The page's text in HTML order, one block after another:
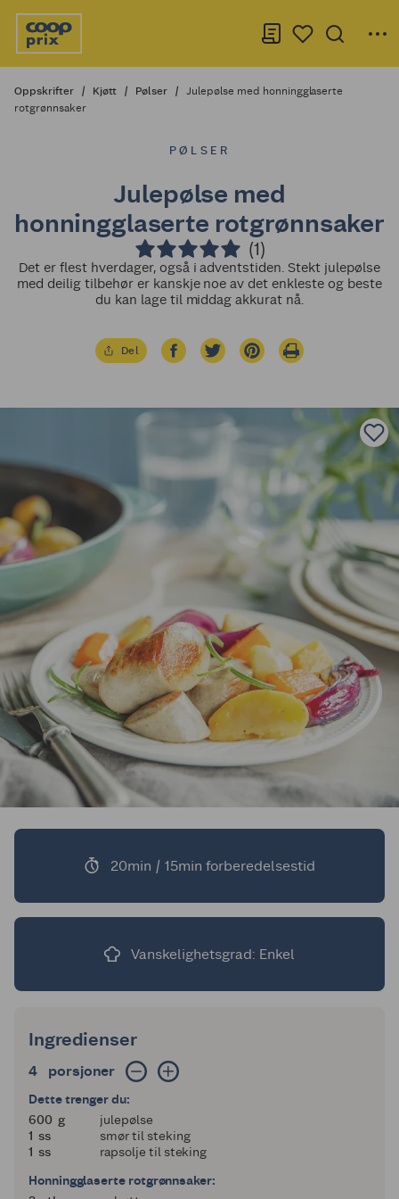
Oppskrifter Kjøtt Pølser
Julepølse med honningglaserte
rotgrønnsaker
PØLSER
Julepølse med
honningglaserte rotgrønnsaker
(1)
Det er flest hverdager, også i adventstiden. Stekt julepølse
med deilig tilbehør er kanskje noe av det enkleste og beste
du kan lage til middag akkurat nå.
Del
20min / 15min forberedelsestid
Vanskelighetsgrad: Enkel
Ingredienser
4 porsjoner
4 porsjoner
Dette trenger du:
600
600 g
julepølse
11 ss
smør til steking
11 ss
rapsolje til steking
Honningglaserte rotgrønnsaker: